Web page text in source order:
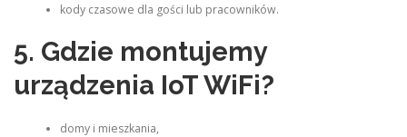
kody czasowe dla gości lub pracowników.
5. Gdzie montujemy
urządzenia IoT WiFi?
domy i mieszkania,